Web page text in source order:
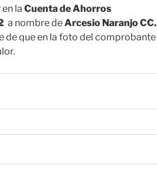
la Cuenta de Ahorros
a nombre deArcesio Naranjo CC.
de que en la foto del comprobante